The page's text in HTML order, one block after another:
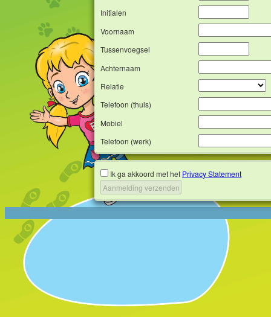
Initialen
Voornaam
Tussenvoegsel
Achternaam
Relatie
Telefoon (thuis)
Mobiel
Telefoon (werk)
Ik ga akkoord met het Privacy Statement